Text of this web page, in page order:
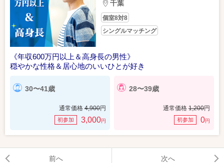
千葉
個室8対8
シングルマッチング
《年収600万円以上＆高身長の男性》
穏やかな性格＆居心地のいいひとが好き
30〜41歳
通常価格 4,900円
初参加 3,000円
28〜39歳
通常価格 1,200円
初参加 0円
前へ 次へ